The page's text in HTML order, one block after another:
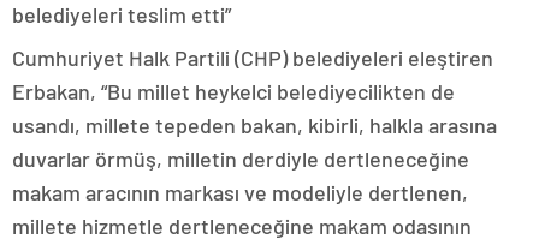
belediyeleri teslim etti”
Cumhuriyet Halk Partili (CHP) belediyeleri eleştiren
Erbakan, “Bu millet heykelci belediyecilikten de
usandı, millete tepeden bakan, kibirli, halkla arasına
duvarlar örmüş, milletin derdiyle dertleneceğine
makam aracının markası ve modeliyle dertlenen,
millete hizmetle dertleneceğine makam odasının